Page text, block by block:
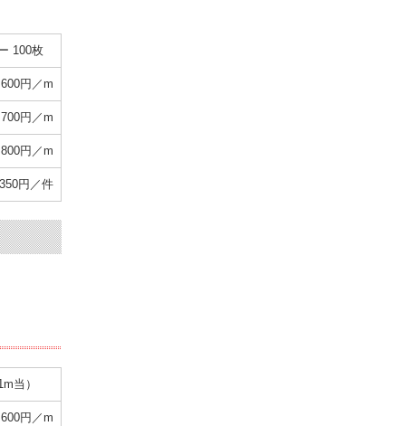
100枚
円／m
円／m
円／m
350円／件
当）
円／m